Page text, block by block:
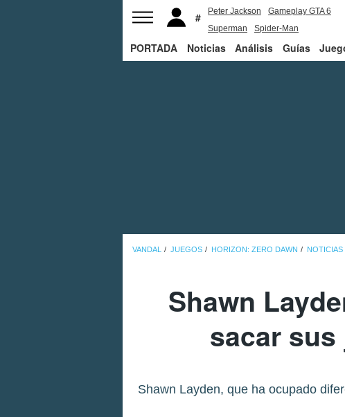
Peter Jackson
Gameplay GTA 6
Superman
Spider-Man
PORTADA Noticias Análisis Guías
VANDAL JUEGOS HORIZON: ZERO DAWN NOTICIAS
Shawn
sacar sus
Shawn Layden, que ha ocupado